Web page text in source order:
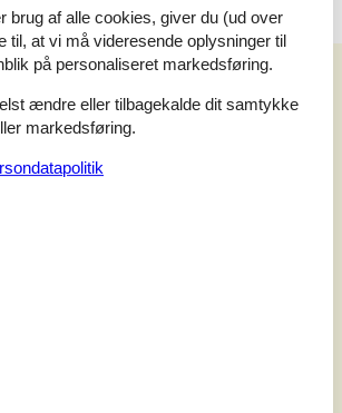
Vores gæsteanmeldelser
brug af alle cookies, giver du (ud over
til, at vi må videresende oplysninger til
på personaliseret markedsføring.
ændre eller tilbagekalde dit samtykke
markedsføring.